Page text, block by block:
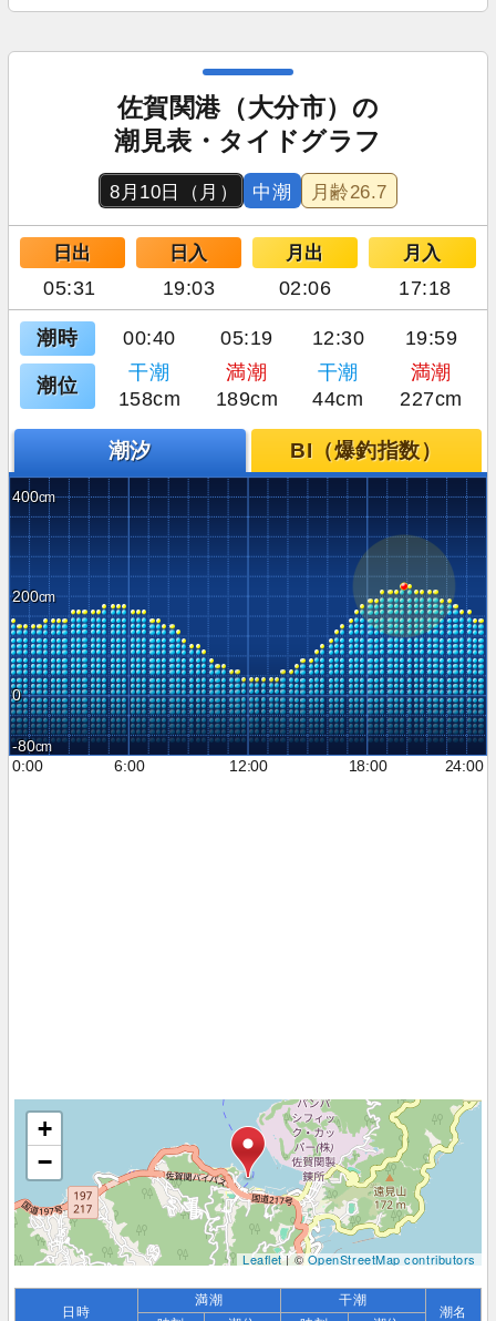
佐賀関港（大分市）の
潮見表・タイドグラフ
8月10日（月） 中潮 月齢26.7
日出 日入 月出 月入
05:31 19:03 02:06 17:18
潮時 00:40 05:19 12:30 19:59
潮位
干潮 満潮 干潮
満潮
158cm
189cm 44cm 227cm
潮汐 BI（爆釣指数）
400
200
0
-80
0:00
6:00 12:00 18:00 24:00
+
−
Leaflet| ©OpenStreetMap contributors
日時
満潮 干潮
潮名